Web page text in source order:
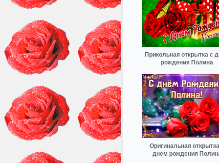
Прикольная открытка с
рождения Полина
Оригинальная
днем рождения